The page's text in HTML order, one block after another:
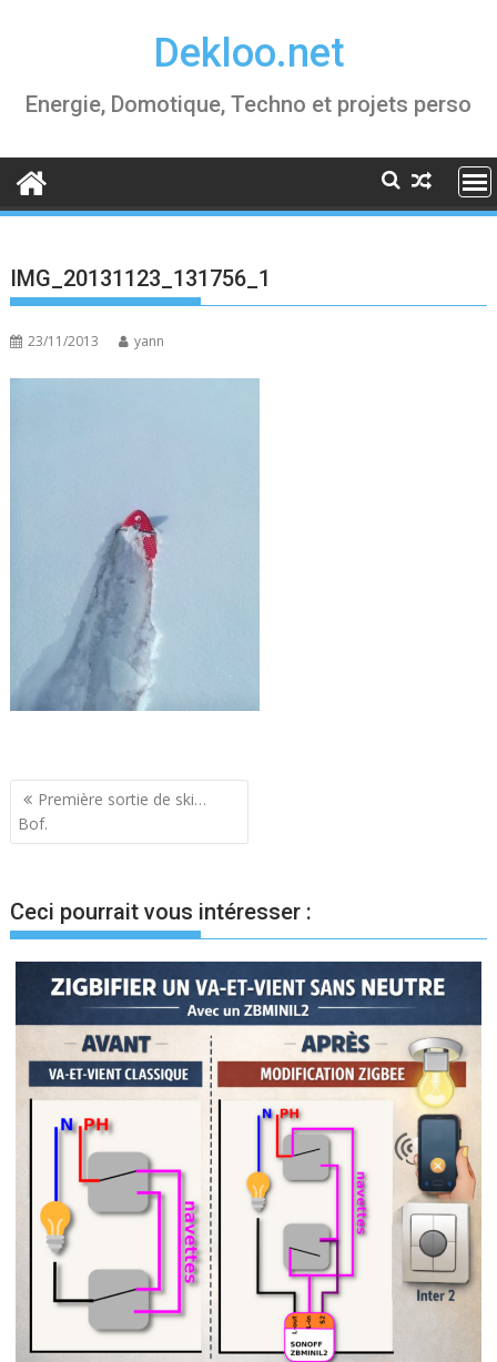
Dekloo.net
Energie, Domotique, Techno et projets perso
IMG_20131123_131756_1
23/11/2013 yann
Navigation
de
Première sortie de ski…
Bof.
Ceci pourrait vous intéresser :